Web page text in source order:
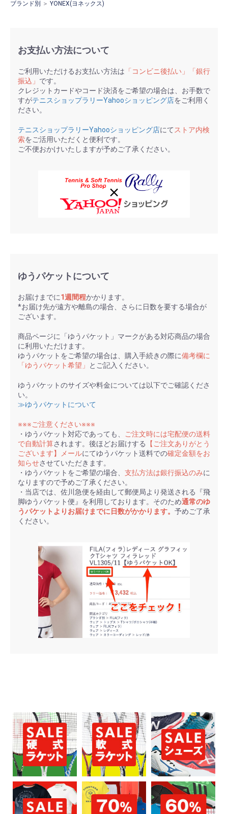
ブランド別 ＞ YONEX(ヨネックス)
お支払い方法について
ご利用いただけるお支払い方法は 「コンビニ後払い」「銀行
振込」 です。
クレジットカードやコード決済をご希望の場合は、お手数で
すがテニスショップラリーYahooショッピング店をご利用く
ださい。
テニスショップラリーYahooショッピング店にて ストア内検
索をご活用いただくと便利です。
ご不便おかけいたしますが予めご了承ください。
ゆうパケットについて
お届けまでに1週間程かかります。
*お届け先が遠方や離島の場合、さらに日数を要する場合が
ございます。
商品ページに「ゆうパケット」マークがある対応商品の場合
に利用いただけます。
ゆうパケットをご希望の場合は、購入手続きの際に備考欄に
「ゆうパケット希望」
とご記入ください。
ゆうパケットのサイズや料金については以下でご確認くださ
い。
≫ゆうパケットについて
※※※ご注意ください※※※
・ゆうパケット対応であっても、
ご注文時には宅配便の送料
で自動計算されます。後ほどお届けする
【ご注文ありがとう
ございます】メールにてゆうパケット送料での確定金額をお
知らせさせていただきます。
・ゆうパケットをご希望の場合、 支払方法は銀行振込のみに
なりますので予めご了承ください。
・当店では、佐川急便を経由して郵便局より発送される『飛
脚ゆうパケット便』を利用しております。そのため通常のゆ
うパケットよりお届けまでに日数がかかります。 予めご了承
ください。